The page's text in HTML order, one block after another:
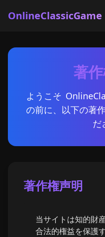
OnlineClassicGame
シミュレーション
ホラー
アーケード
ゲーム特集
著
ようこそ
の前に、以下の著
だ
著作権声明
当サイトは知的財
合法的権益を保護